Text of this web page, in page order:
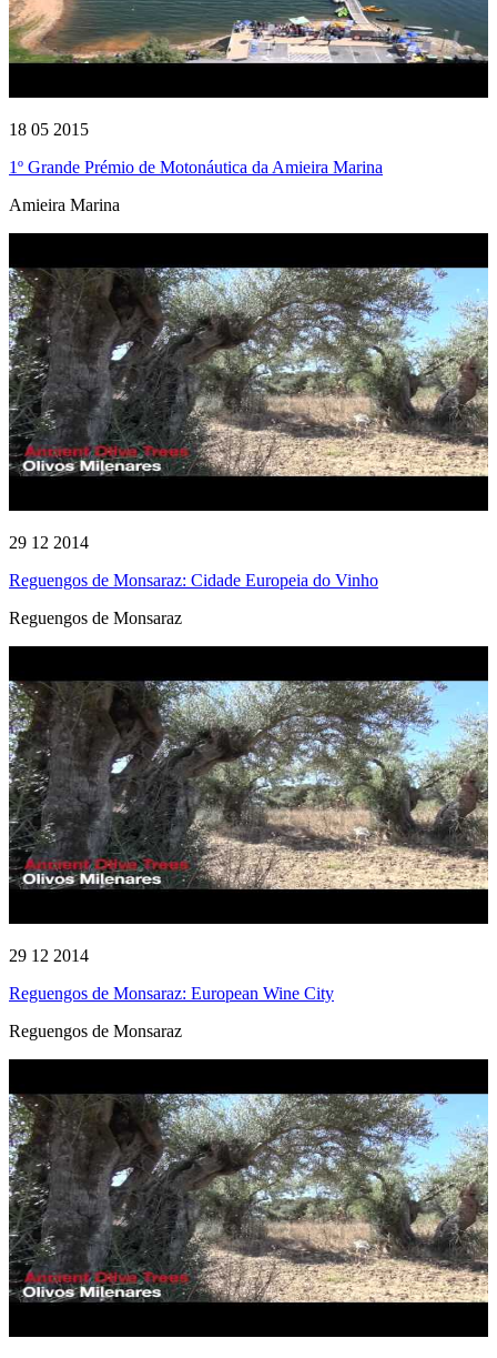
18 05 2015
1º Grande Prémio de Motonáutica da Amieira Marina
Amieira Marina
29 12 2014
Reguengos de Monsaraz: Cidade Europeia do Vinho
Reguengos de Monsaraz
29 12 2014
Reguengos de Monsaraz: European Wine City
Reguengos de Monsaraz